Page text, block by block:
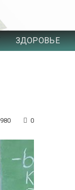
ЗДОРОВЬЕ
980 0